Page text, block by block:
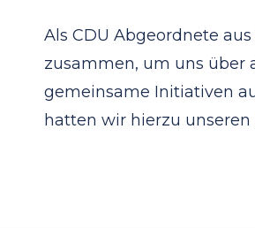
Als CDU Abgeordnete
zusammen, um uns über
gemeinsame Initiativen
hatten wir hierzu